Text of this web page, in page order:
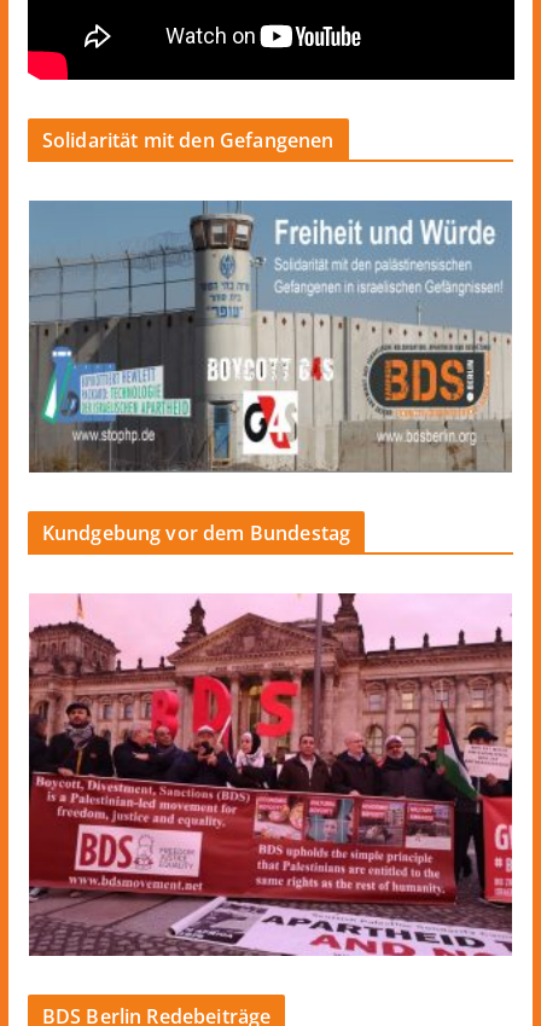
Solidarität mit den Gefangenen
Kundgebung vor dem Bundestag
BDS Berlin Redebeiträge